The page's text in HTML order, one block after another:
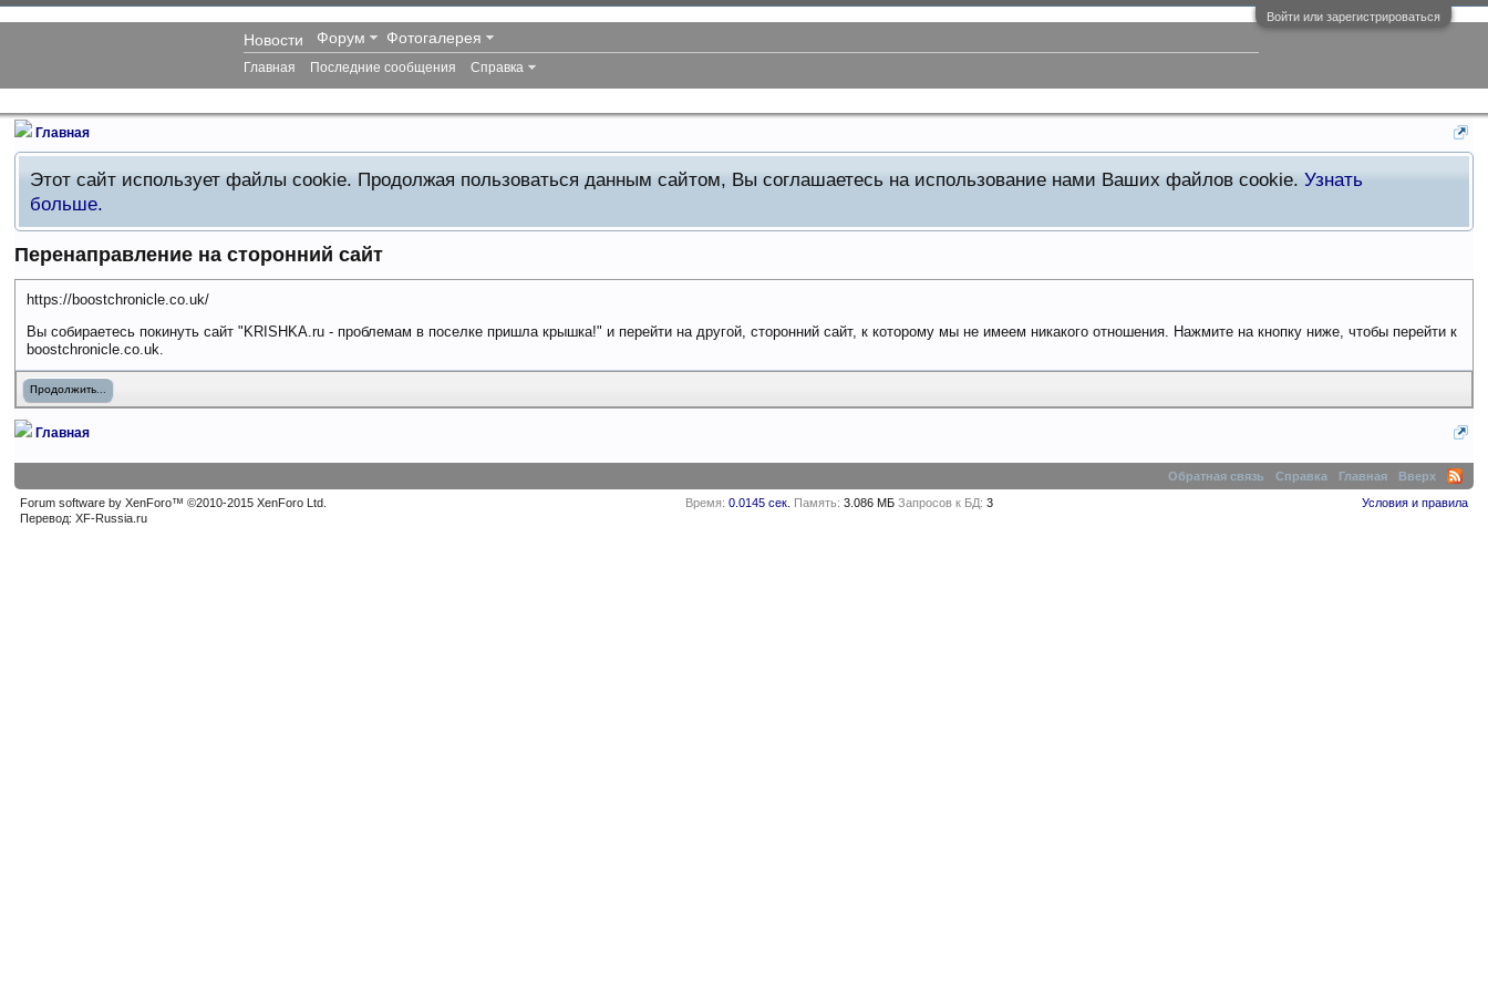
Войти или зарегистрироваться
Главная
Этот сайт использует файлы cookie. Продолжая пользоваться данным сайтом, Вы соглашаетесь на использование нами Ваших файлов cookie.Узнать
больше.
Перенаправление на сторонний сайт
https://boostchronicle.co.uk/
Вы собираетесь покинуть сайт "KRISHKA.ru - проблемам в поселке пришла крышка!" и перейти на другой, сторонний сайт, к которому мы не имеем никакого отношения. Нажмите на кнопку ниже, чтобы перейти к
boostchronicle.co.uk.
Продолжить...
Главная
Новости
Главная Последние сообщения Справка
Форум Фотогалерея
Обратная связь Справка Главная
Вверх
Условия и правила
Forum software by XenForo™©2010-2015 XenForo Ltd.
Перевод:XF-Russia.ru
Время: 0.0145 сек. Память: 3.086 МБ Запросов к БД: 3